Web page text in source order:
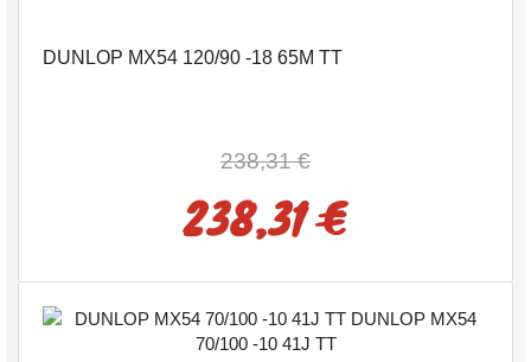
DUNLOP MX54 120/90 -18 65M TT
238,31 €
238,31 €